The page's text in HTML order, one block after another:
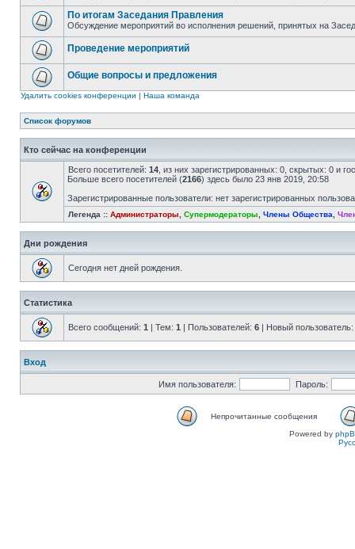
По итогам Заседания Правления
Обсуждение мероприятий во исполнения решений, принятых на
Проведение мероприятий
Общие вопросы и предложения
Удалить cookies конференции | Наша команда
Список форумов
Кто сейчас на конференции
Всего посетителей: 14 , из них зарегистрированных: 0, скрытых: 0 и
Больше всего посетителей (2166) здесь было 23 янв 2019, 20:58
Зарегистрированные пользователи: нет зарегистрированных
Легенда :: Администраторы Супермодераторы Члены Общества
Дни рождения
Сегодня нет дней рождения.
Статистика
Всего сообщений: 1 | Тем: 1 | Пользователей: 6 | Новый пользователь:
Вход
Имя пользователя: Пароль:
Непрочитанные сообщения
Powered by